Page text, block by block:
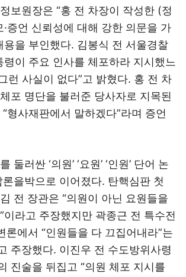
보원장은 “홍 전 차장이 작성한 (정
증언 신뢰성에 대해 강한 의문을 가
용을 부인했다. 김봉식 전 서울경찰
령이 주요 인사를 체포하라 지시했느
런 사실이 없다”고 밝혔다. 홍 전 차
포 명단을 불러준 당사자로 지목된
형사재판에서 말하겠다”라며 증언
둘러싼 ‘의원’ ‘요원’ ‘인원’ 단어 논
을박으로 이어졌다. 탄핵심판 첫
전 장관은 “의원이 아닌 요원들을
이라고 주장했지만 곽종근 전 특수전
론에서 “인원들을 다 끄집어내라”는
주장했다. 이진우 전 수도방위사령
진술을 뒤집고 “의원 체포 지시를